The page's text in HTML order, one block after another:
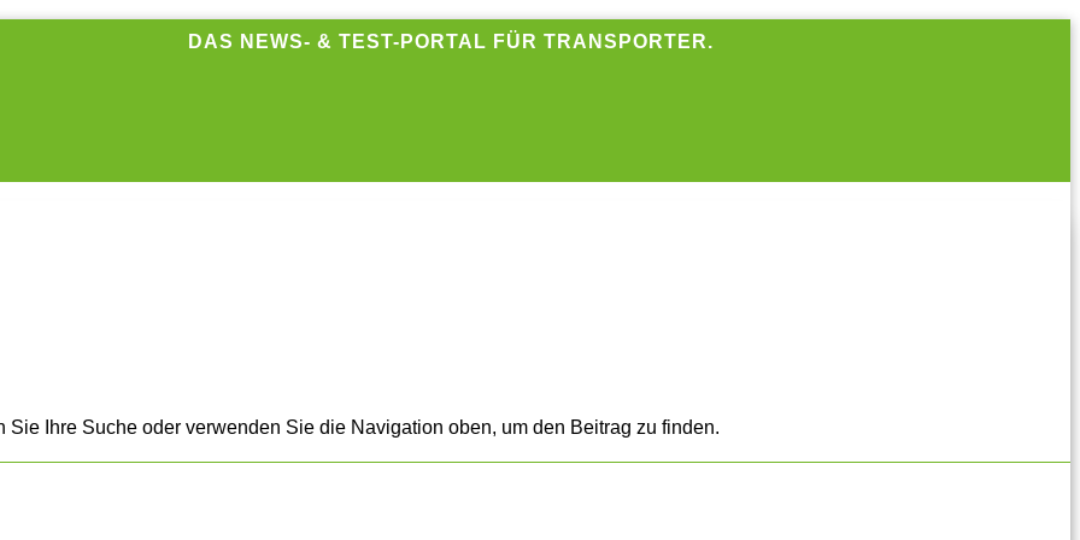
DAS NEWS- & TEST-PORTAL FÜR TRANSPORTER.
Ihre Suche oder verwenden Sie die Navigation oben, um den Beitrag zu finden.